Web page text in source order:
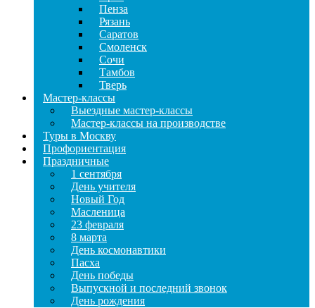
Пенза
Рязань
Саратов
Смоленск
Сочи
Тамбов
Тверь
Мастер-классы
Выездные мастер-классы
Мастер-классы на производстве
Туры в Москву
Профориентация
Праздничные
1 сентября
День учителя
Новый Год
Масленица
23 февраля
8 марта
День космонавтики
Пасха
День победы
Выпускной и последний звонок
День рождения